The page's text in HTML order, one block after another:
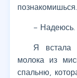
познакомишься.
– Надеюсь.
Я встала
молока из
спальню,